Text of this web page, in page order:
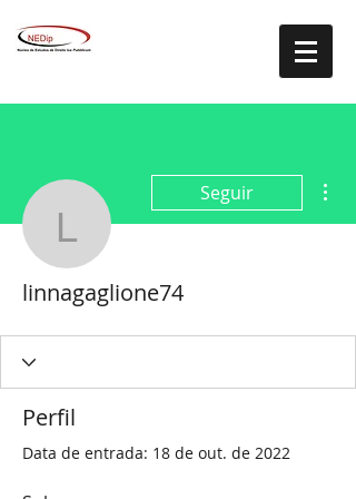
linnagaglione74
Seguir
linnagaglione74
Perfil
Data de entrada: 18 de out. de 2022